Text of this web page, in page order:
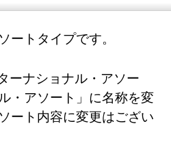
ートタイプです。
ーナショナル・アソー
・アソート」に名称を変
ート内容に変更はござい